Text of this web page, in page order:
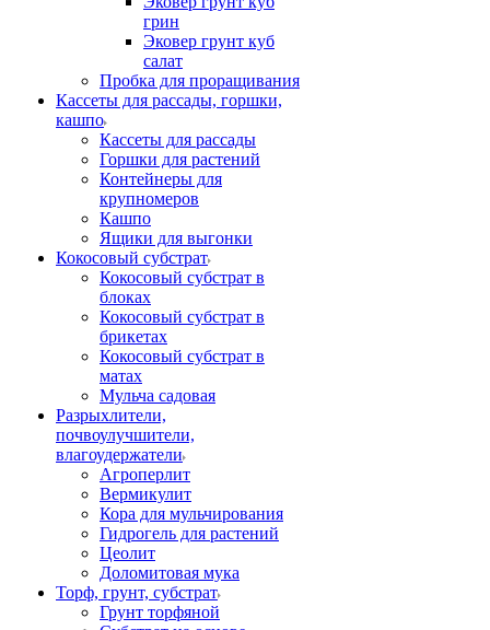
грин
Эковер грунт куб
салат
Пробка для проращивания
Кассеты для рассады, горшки,
кашпо
Кассеты для рассады
Горшки для растений
Контейнеры для
крупномеров
Кашпо
Ящики для выгонки
Кокосовый субстрат
Кокосовый субстрат в
блоках
Кокосовый субстрат в
брикетах
Кокосовый субстрат в
матах
Мульча садовая
Разрыхлители,
почвоулучшители,
влагоудержатели
Агроперлит
Вермикулит
Кора для мульчирования
Гидрогель для растений
Цеолит
Доломитовая мука
Торф, грунт, субстрат
Грунт торфяной